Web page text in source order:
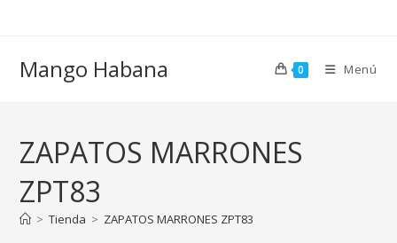
Mango Habana 0 Menú
ZAPATOS MARRONES
ZPT83
> Tienda > ZAPATOS MARRONES ZPT83